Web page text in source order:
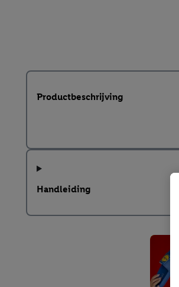
Productbeschrijving
Handleiding